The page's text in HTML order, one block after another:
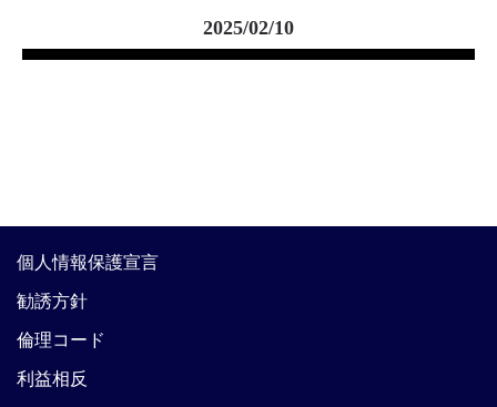
2025/02/10
個人情報保護宣言
勧誘方針
倫理コード
利益相反